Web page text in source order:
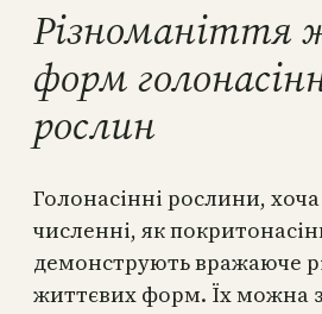
Різноманіття
форм
рослин
Голонасінні рослини, хоча
численні, як
демонструють вражаюче
життєвих форм. Їх можна